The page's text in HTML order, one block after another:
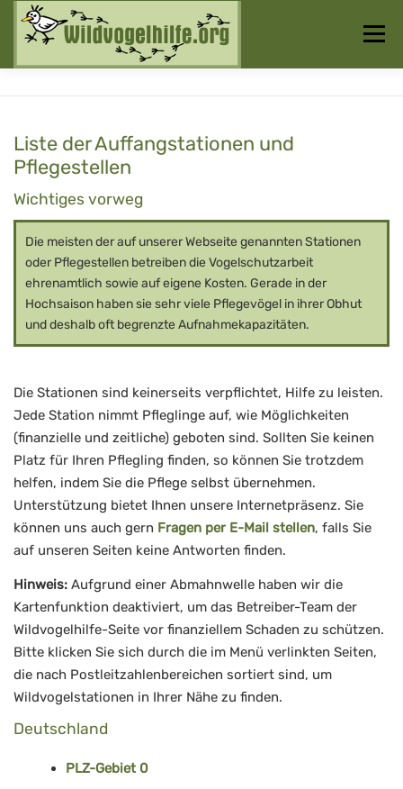
Inhalt
springen
Menü
Auffangstationen
Liste der Auffangstationen und
Pflegestellen
Wichtiges vorweg
Die meisten der auf unserer Webseite genannten Stationen
oder Pflegestellen betreiben die Vogelschutzarbeit
ehrenamtlich sowie auf eigene Kosten. Gerade in der
Hochsaison haben sie sehr viele Pflegevögel in ihrer Obhut
und deshalb oft begrenzte Aufnahmekapazitäten.
Die Stationen sind keinerseits verpflichtet, Hilfe zu leisten.
Jede Station nimmt Pfleglinge auf, wie Möglichkeiten
(finanzielle und zeitliche) geboten sind. Sollten Sie keinen
Platz für Ihren Pflegling finden, so können Sie trotzdem
helfen, indem Sie die Pflege selbst übernehmen.
Unterstützung bietet Ihnen unsere Internetpräsenz. Sie
können uns auch gern Fragen per E-Mail stellen, falls Sie
auf unseren Seiten keine Antworten finden.
Hinweis: Aufgrund einer Abmahnwelle haben wir die
Kartenfunktion deaktiviert, um das Betreiber-Team der
Wildvogelhilfe-Seite vor finanziellem Schaden zu schützen.
Bitte klicken Sie sich durch die im Menü verlinkten Seiten,
die nach Postleitzahlenbereichen sortiert sind, um
Wildvogelstationen in Ihrer Nähe zu finden.
Deutschland
PLZ-Gebiet 0